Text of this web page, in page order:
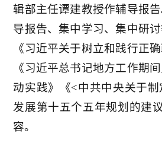
辑部主任谭建教授作辅导报
导报告、集中学习、集中研
《习近平关于树立和践行正
《习近平总书记地方工作期
动实践》《<中共中央关于
发展第十五个五年规划的建
容。